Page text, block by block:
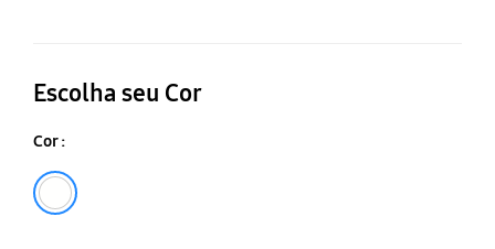
Escolha seu Cor
Cor :